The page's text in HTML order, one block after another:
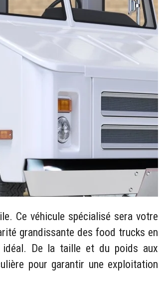
Ce véhicule spécialisé sera votre
grandissante des food trucks en
idéal. De la taille et du poids aux
pour garantir une exploitation